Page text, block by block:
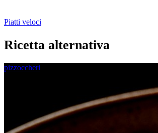
Piatti veloci
Ricetta alternativa
pizzoccheri